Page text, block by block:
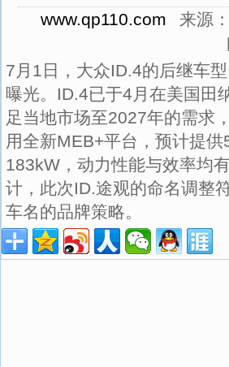
www.qp110.com 来源
7月1日，大众ID.4的后继车
曝光。ID.4已于4月在美国田
足当地市场至2027年的需求
用全新MEB+平台，预计提
183kW，动力性能与效率均
计，此次ID.途观的命名调整
车名的品牌策略。